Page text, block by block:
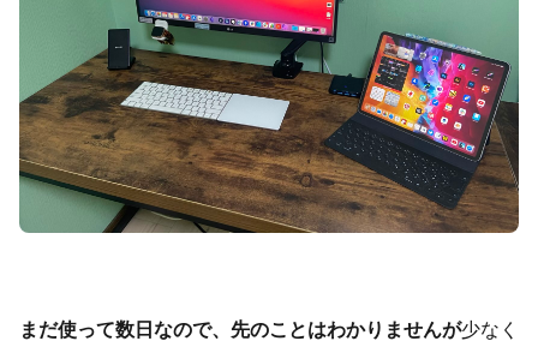
まだ使って数日なので、先のことはわかりませんが少なく